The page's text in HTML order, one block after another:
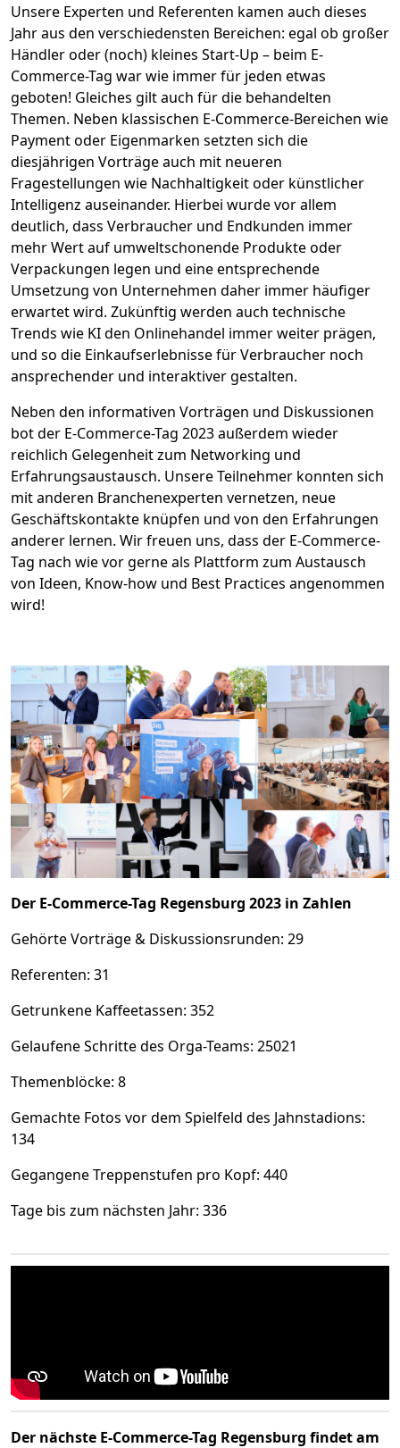
Unsere Experten und Referenten kamen auch dieses
Jahr aus den verschiedensten Bereichen: egal ob großer
Händler oder (noch) kleines Start-Up – beim E-
Commerce-Tag war wie immer für jeden etwas
geboten! Gleiches gilt auch für die behandelten
Themen. Neben klassischen E-Commerce-Bereichen wie
Payment oder Eigenmarken setzten sich die
diesjährigen Vorträge auch mit neueren
Fragestellungen wie Nachhaltigkeit oder künstlicher
Intelligenz auseinander. Hierbei wurde vor allem
deutlich, dass Verbraucher und Endkunden immer
mehr Wert auf umweltschonende Produkte oder
Verpackungen legen und eine entsprechende
Umsetzung von Unternehmen daher immer häufiger
erwartet wird. Zukünftig werden auch technische
Trends wie KI den Onlinehandel immer weiter prägen,
und so die Einkaufserlebnisse für Verbraucher noch
ansprechender und interaktiver gestalten.
Neben den informativen Vorträgen und Diskussionen
bot der E-Commerce-Tag 2023 außerdem wieder
reichlich Gelegenheit zum Networking und
Erfahrungsaustausch. Unsere Teilnehmer konnten sich
mit anderen Branchenexperten vernetzen, neue
Geschäftskontakte knüpfen und von den Erfahrungen
anderer lernen. Wir freuen uns, dass der E-Commerce-
Tag nach wie vor gerne als Plattform zum Austausch
von Ideen, Know-how und Best Practices angenommen
wird!
Der E-Commerce-Tag Regensburg 2023 in Zahlen
Gehörte Vorträge & Diskussionsrunden: 29
Referenten: 31
Getrunkene Kaffeetassen: 352
Gelaufene Schritte des Orga-Teams: 25021
Themenblöcke: 8
Gemachte Fotos vor dem Spielfeld des Jahnstadions:
134
Gegangene Treppenstufen pro Kopf: 440
Tage bis zum nächsten Jahr: 336
Der nächste E-Commerce-Tag Regensburg findet am